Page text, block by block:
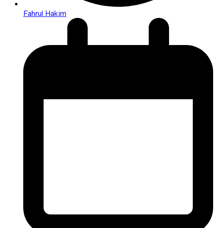
Fahrul Hakim